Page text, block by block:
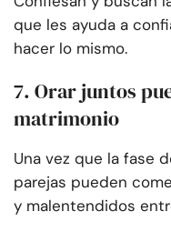
que les ayuda a
hacer lo mismo.
7. Orar juntos
matrimonio
Una vez que la fase
parejas pueden
y malentendidos